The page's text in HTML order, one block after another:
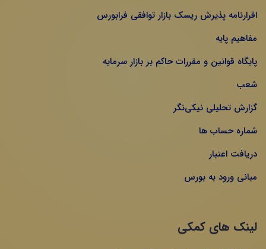
اقرارنامه پذیرش ریسک بازار توافقی فرابورس
مفاهیم پایه
پایگاه قوانین و مقررات حاکم بر بازار سرمایه
شعب
گزارش تحلیلی نیکی‌نگر
شماره حساب ها
دریافت اعتبار
مبانی ورود به بورس
لینک های کمکی